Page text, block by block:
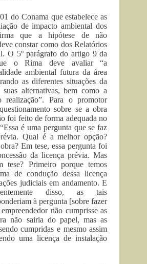
do Conama que estabelece as
de impacto ambiental dos
que a hipótese de não
constar como dos Relatórios
O 5º parágrafo do artigo 9 da
o Rima deve avaliar “a
ambiental futura da área
as diferentes situações da
alternativas, bem como a
realização”. Para o promotor
sobre se a obra
foi feito de forma adequada no
é uma pergunta que se faz
Qual é a melhor opção?
Em tese, essa pergunta foi
da licença prévia. Mas
Primeiro porque temos
de condução dessa licença
judiciais em andamento. E
disso, as tais
à pergunta [sobre fazer
não cumprisse as
não sairia do papel, mas as
cumpridas e mesmo assim
uma licença de instalação